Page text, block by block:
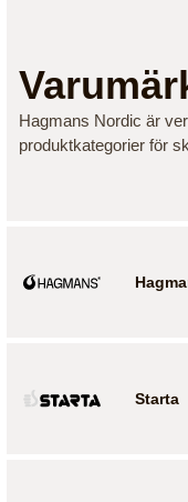
Hagmans Nordic är
produktkategorier för
Starta